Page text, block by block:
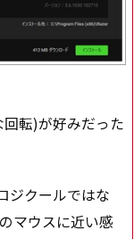
転)が好みだった
ジクールではな
マウスに近い感